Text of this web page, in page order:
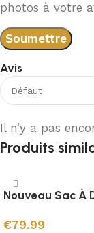
Avis
Il n’y a pas
photos à votre
Produits
Nouveau Sac À
€79.99